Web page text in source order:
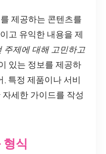
제공하는 콘텐츠를
고 유익한 내용을 제
주제에 대해 고민하고
있는 정보를 제공하
, 특정 제품이나 서비
세한 가이드를 작성
형식